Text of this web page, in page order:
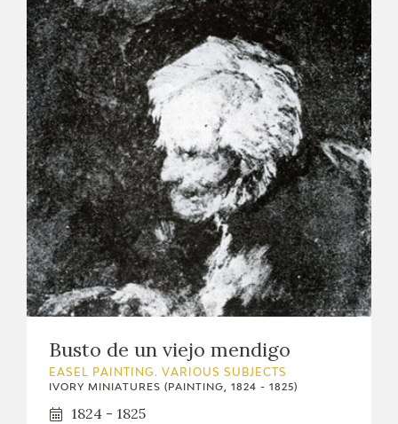
PREMIO ARAGÓN GOYA
EDICIONES
PUBLICACIONES
SHOP
EDUCA
Busto de un viejo mendigo
EASEL PAINTING. VARIOUS SUBJECTS
IVORY MINIATURES (PAINTING, 1824 - 1825)
1824 - 1825